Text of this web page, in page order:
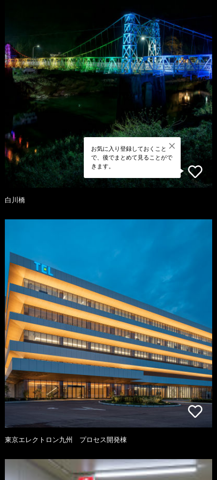
お気に入り登録しておくこと
で、後でまとめて見ることがで
きます。
白川橋
東京エレクトロン九州 プロセス開発棟